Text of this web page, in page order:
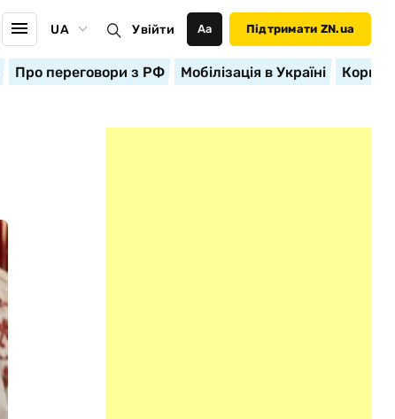
UA Увійти Аа Підтримати ZN.ua
Про переговори з РФ Мобілізація в Україні